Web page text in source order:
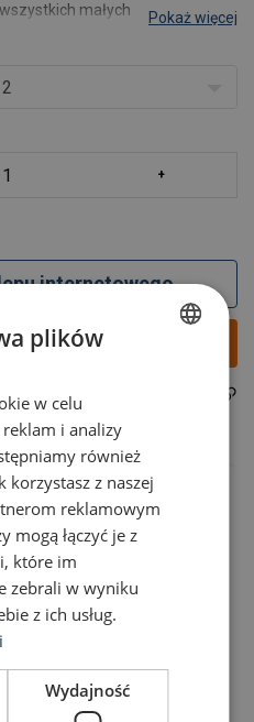
małych
wykorzystywane z więk
Pokaż więcej
2
internetowego
produktu:
do koszyka
ENGLISH TRANSLATION
plików
w celu
i analizy
również
z naszej
reklamowym
mogą łączyć je z
które im
zebrali w wyniku
z ich usług.
Wydajność